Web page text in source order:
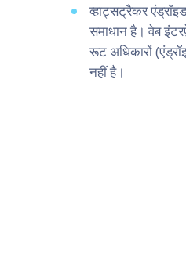
व्हाट्सट्रैकर
समाधान है। वेब
रूट अधिकारों
नहीं है।